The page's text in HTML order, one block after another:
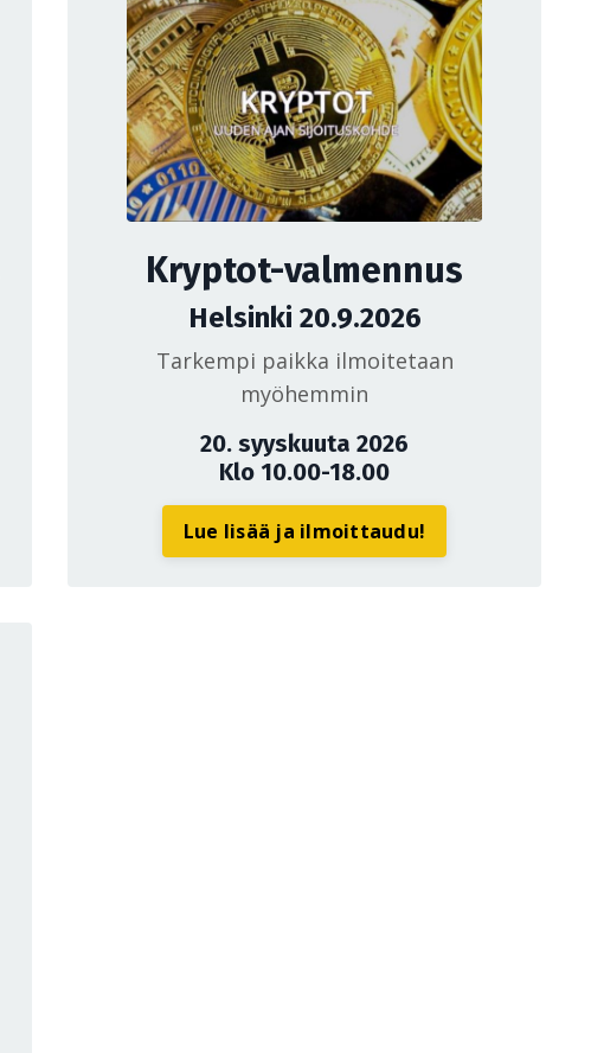
Kryptot-valmennus
Helsinki 20.9.2026
Tarkempi paikka ilmoitetaan
myöhemmin
20. syyskuuta 2026
Klo 10.00-18.00
Lue lisää ja ilmoittaudu!